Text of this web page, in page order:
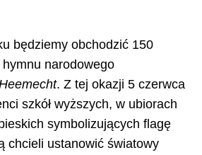
będziemy obchodzić 150
narodowego
. Z tej okazji 5 czerwca
szkół wyższych, w ubiorach
symbolizujących flagę
chcieli ustanowić światowy